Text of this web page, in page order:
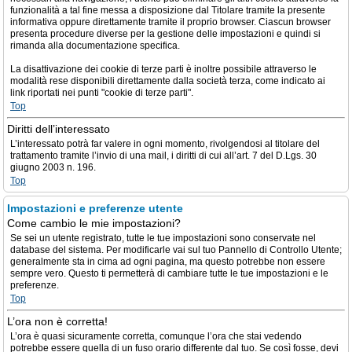
funzionalità a tal fine messa a disposizione dal Titolare tramite la presente
informativa oppure direttamente tramite il proprio browser. Ciascun browser
presenta procedure diverse per la gestione delle impostazioni e quindi si
rimanda alla documentazione specifica.
La disattivazione dei cookie di terze parti è inoltre possibile attraverso le
modalità rese disponibili direttamente dalla società terza, come indicato ai
link riportati nei punti "cookie di terze parti".
Top
Diritti dell’interessato
L’interessato potrà far valere in ogni momento, rivolgendosi al titolare del
trattamento tramite l’invio di una mail, i diritti di cui all’art. 7 del D.Lgs. 30
giugno 2003 n. 196.
Top
Impostazioni e preferenze utente
Come cambio le mie impostazioni?
Se sei un utente registrato, tutte le tue impostazioni sono conservate nel
database del sistema. Per modificarle vai sul tuo Pannello di Controllo Utente;
generalmente sta in cima ad ogni pagina, ma questo potrebbe non essere
sempre vero. Questo ti permetterà di cambiare tutte le tue impostazioni e le
preferenze.
Top
L’ora non è corretta!
L’ora è quasi sicuramente corretta, comunque l’ora che stai vedendo
potrebbe essere quella di un fuso orario differente dal tuo. Se così fosse, devi